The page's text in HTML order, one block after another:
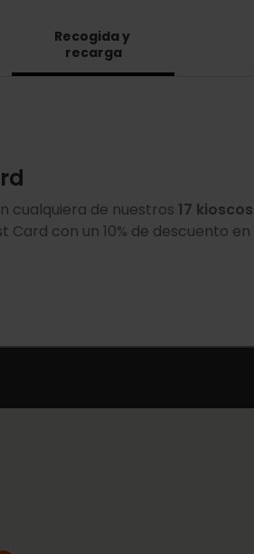
Recogida y
recarga
cualquiera de nuestros 17
con un 10% de descuento